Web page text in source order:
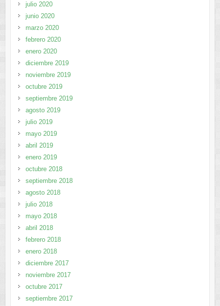
julio 2020
junio 2020
marzo 2020
febrero 2020
enero 2020
diciembre 2019
noviembre 2019
octubre 2019
septiembre 2019
agosto 2019
julio 2019
mayo 2019
abril 2019
enero 2019
octubre 2018
septiembre 2018
agosto 2018
julio 2018
mayo 2018
abril 2018
febrero 2018
enero 2018
diciembre 2017
noviembre 2017
octubre 2017
septiembre 2017